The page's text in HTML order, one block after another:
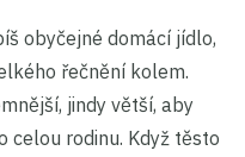
obyčejné domácí jídlo,
řečnění kolem.
jindy větší, aby
celou rodinu. Když těsto